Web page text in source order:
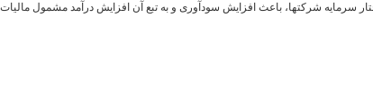
سرمایه شرکتها، باعث افزایش سودآوری و به تبع آن افزایش درآمد مشمول مالیات